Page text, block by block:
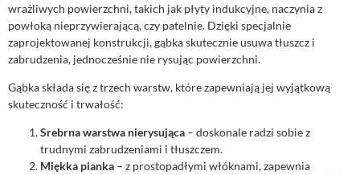
wrażliwych powierzchni, takich jak płyty indukcyjne, naczynia z
powłoką nieprzywierającą, czy patelnie. Dzięki specjalnie
zaprojektowanej konstrukcji, gąbka skutecznie usuwa tłuszcz i
zabrudzenia, jednocześnie nie rysując powierzchni.
Gąbka składa się z trzech warstw, które zapewniają jej wyjątkową
skuteczność i trwałość:
Srebrna warstwa nierysująca – doskonale radzi sobie z
trudnymi zabrudzeniami i tłuszczem.
Miękka pianka – z prostopadłymi włóknami, zapewnia